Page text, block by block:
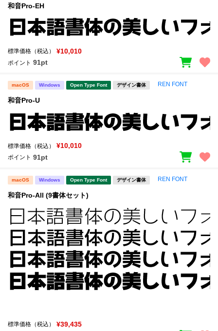
和音Pro-EH
標準価格（税込） ¥10,010
ポイント 91pt
macOS Windows Open Type Font デザイン書体 REN FONT
和音Pro-U
標準価格（税込） ¥10,010
ポイント 91pt
macOS Windows Open Type Font デザイン書体 REN FONT
和音Pro-All (9書体セット)
標準価格（税込） ¥39,435